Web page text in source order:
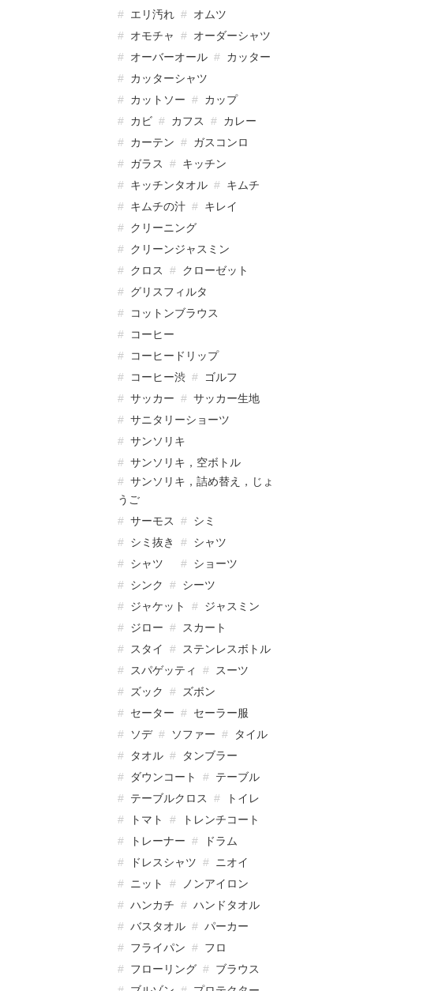
エリ汚れ
オムツ
オモチャ
オーダーシャツ
オーバーオール
カッター
カッターシャツ
カットソー
カップ
カビ
カフス
カレー
カーテン
ガスコンロ
ガラス
キッチン
キッチンタオル
キムチ
キムチの汁
キレイ
クリーニング
クリーンジャスミン
クロス
クローゼット
グリスフィルタ
コットンブラウス
コーヒー
コーヒードリップ
コーヒー渋
ゴルフ
サッカー
サッカー生地
サニタリーショーツ
サンソリキ
サンソリキ，空ボトル
サンソリキ，詰め替え，じょ
うご
サーモス
シミ
シミ抜き
シャツ
シャツ
ショーツ
シンク
シーツ
ジャケット
ジャスミン
ジロー
スカート
スタイ
ステンレスボトル
スパゲッティ
スーツ
ズック
ズボン
セーター
セーラー服
ソデ
ソファー
タイル
タオル
タンブラー
ダウンコート
テーブル
テーブルクロス
トイレ
トマト
トレンチコート
トレーナー
ドラム
ドレスシャツ
ニオイ
ニット
ノンアイロン
ハンカチ
ハンドタオル
バスタオル
パーカー
フライパン
フロ
フローリング
ブラウス